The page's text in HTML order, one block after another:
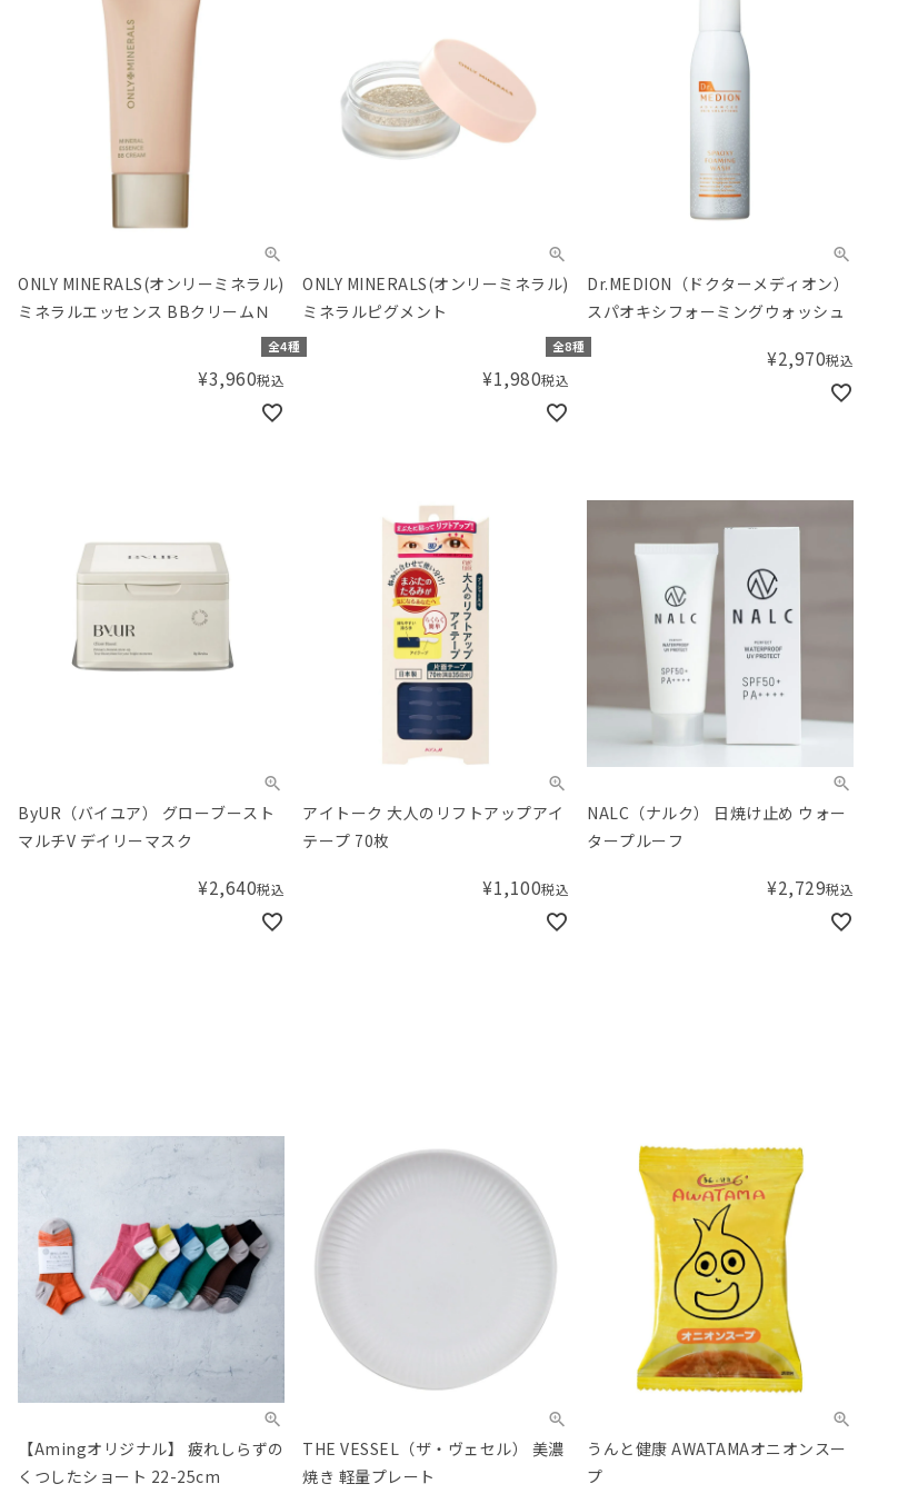
ONLY MINERALS(オンリーミネラル)
ミネラルエッセンス BBクリームＮ
全4種
¥3,960税込
ONLY MINERALS(オンリーミネラル)
ミネラルピグメント
全8種
¥1,980税込
Dr.MEDION（ドクターメディオン）
スパオキシフォーミングウォッシュ
¥2,970税込
ByUR（バイユア） グローブースト
マルチV デイリーマスク
¥2,640税込
アイトーク 大人のリフトアップアイ
テープ 70枚
¥1,100税込
NALC（ナルク） 日焼け止め ウォー
タープルーフ
¥2,729税込
【Amingオリジナル】 疲れしらずの
くつしたショート 22-25cm
THE VESSEL（ザ・ヴェセル） 美濃
焼き 軽量プレート
うんと健康 AWATAMAオニオンスー
プ